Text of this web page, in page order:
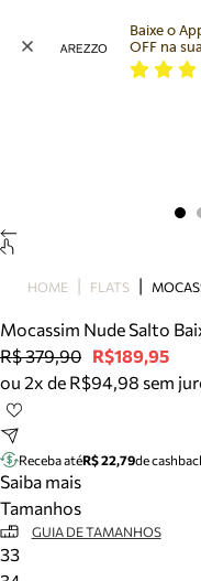
Bolsa
Tamanco
Tênis
Mule
Tire dúvidas sobre
Meus pedidos
Acompanhe seus
Baixe o
OFF na
HOME FLATS
Mocassim Nude Salto
R$ 379,90 R$189,95
ou 2x de R$94,98 sem
Receba atéR$ 22,79de
Saiba mais
Tamanhos
GUIA DE TAMANHOS
33